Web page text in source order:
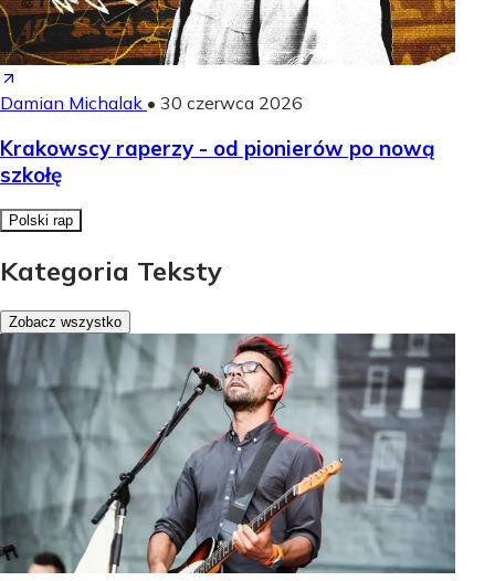
Damian Michalak • 30 czerwca 2026
Krakowscy raperzy - od pionierów po nową
szkołę
Polski rap
Kategoria Teksty
Zobacz wszystko